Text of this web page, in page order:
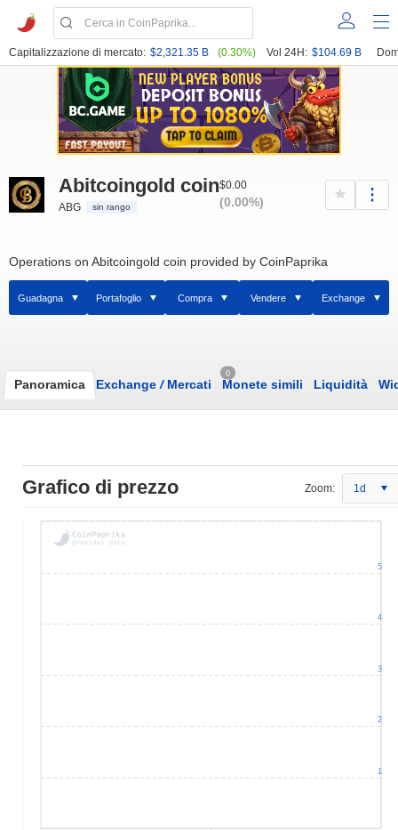
Capitalizzazione di mercato: $2,321.35 B (0.30%) Vol 24H: $104.69 B
Abitcoingold coin
ABG sin rango
$0.00
(0.00%)
Operations on Abitcoingold coin provided by CoinPaprika
Guadagna Portafoglio Compra Vendere Exchange
Panoramica Exchange /Mercati
0
Monete simili Liquidità
Grafico di prezzo Zoom: 1d
1
2
3
4
5